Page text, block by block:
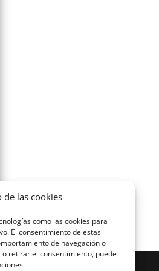
las cookies
como las cookies para
El consentimiento de estas
de navegación o
retirar el consentimiento, puede
Emaús